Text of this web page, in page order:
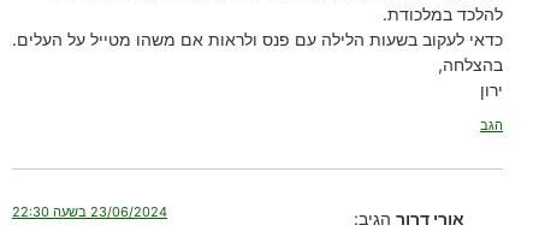
להלכד במלכודת.
כדאי לעקוב בשעות הלילה עם פנס ולראות אם משהו מטייל על העלים.
בהצלחה,
ירון
הגב
אורי דרור הגיב: 23/06/2024 בשעה 22:30